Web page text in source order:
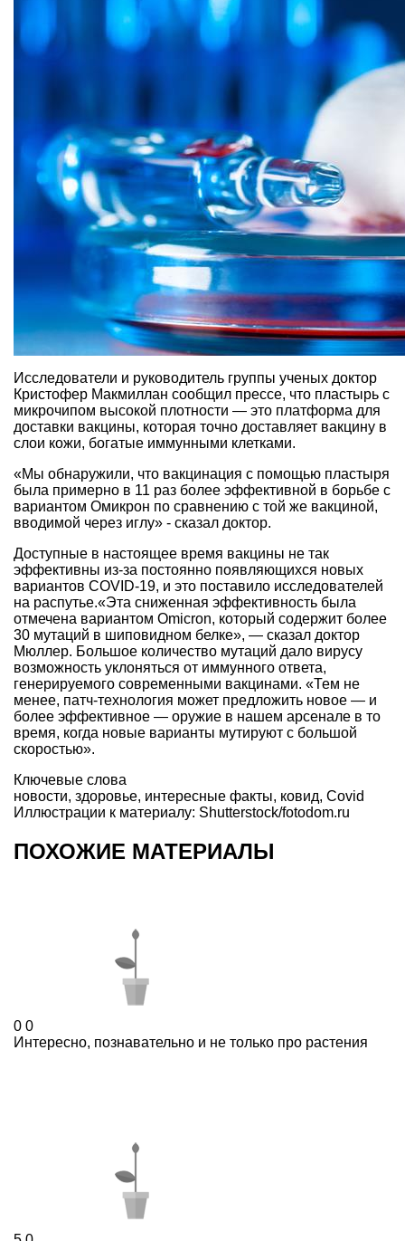
Исследователи и руководитель группы ученых доктор
Кристофер Макмиллан сообщил прессе, что пластырь с
микрочипом высокой плотности — это платформа для
доставки вакцины, которая точно доставляет вакцину в
слои кожи, богатые иммунными клетками.
«Мы обнаружили, что вакцинация с помощью пластыря
была примерно в 11 раз более эффективной в борьбе с
вариантом Омикрон по сравнению с той же вакциной,
вводимой через иглу» - сказал доктор.
Доступные в настоящее время вакцины не так
эффективны из-за постоянно появляющихся новых
вариантов COVID-19, и это поставило исследователей
на распутье.«Эта сниженная эффективность была
отмечена вариантом Omicron, который содержит более
30 мутаций в шиповидном белке», — сказал доктор
Мюллер. Большое количество мутаций дало вирусу
возможность уклоняться от иммунного ответа,
генерируемого современными вакцинами. «Тем не
менее, патч-технология может предложить новое — и
более эффективное — оружие в нашем арсенале в то
время, когда новые варианты мутируют с большой
скоростью».
Ключевые слова
новости, здоровье, интересные факты, ковид, Covid
Иллюстрации к материалу: Shutterstock/fotodom.ru
ПОХОЖИЕ МАТЕРИАЛЫ
0 0
Интересно, познавательно и не только про растения